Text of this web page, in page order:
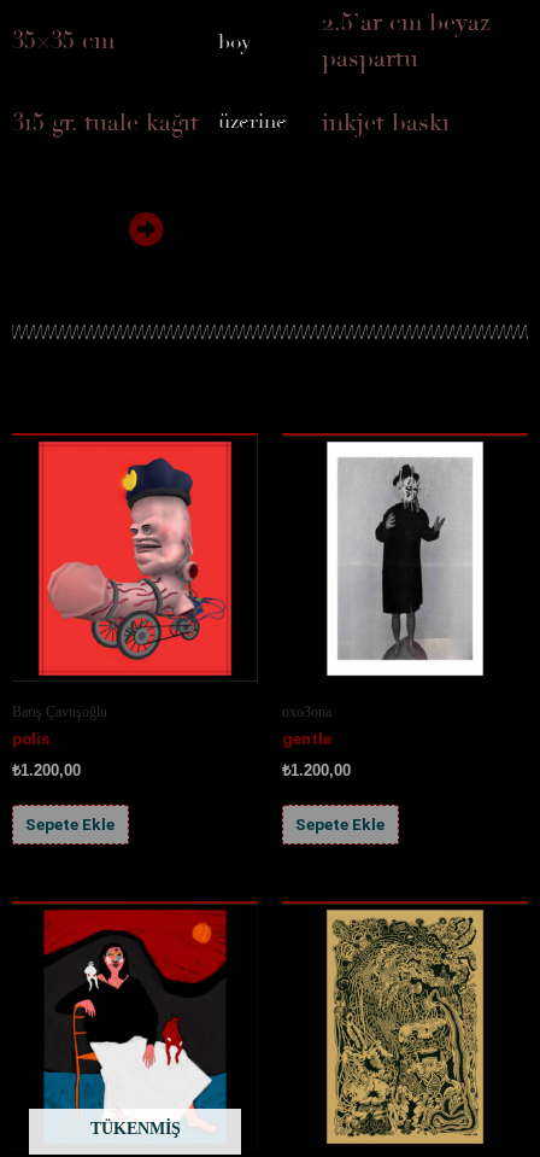
35×35 cm
boy
2.5’ar cm beyaz
paspartu
315 gr. tuale kağıt üzerine inkjet baskı
Barış Çavuşoğlu
polis
₺1.200,00
Sepete Ekle
oxo3ona
gentle
₺1.200,00
Sepete Ekle
TÜKENMIŞ